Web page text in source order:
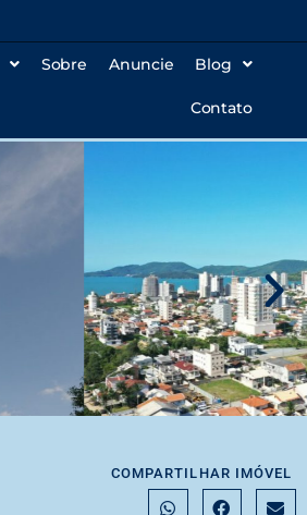
Sobre Anuncie Blog
Contato
COMPARTILHAR IMÓVEL